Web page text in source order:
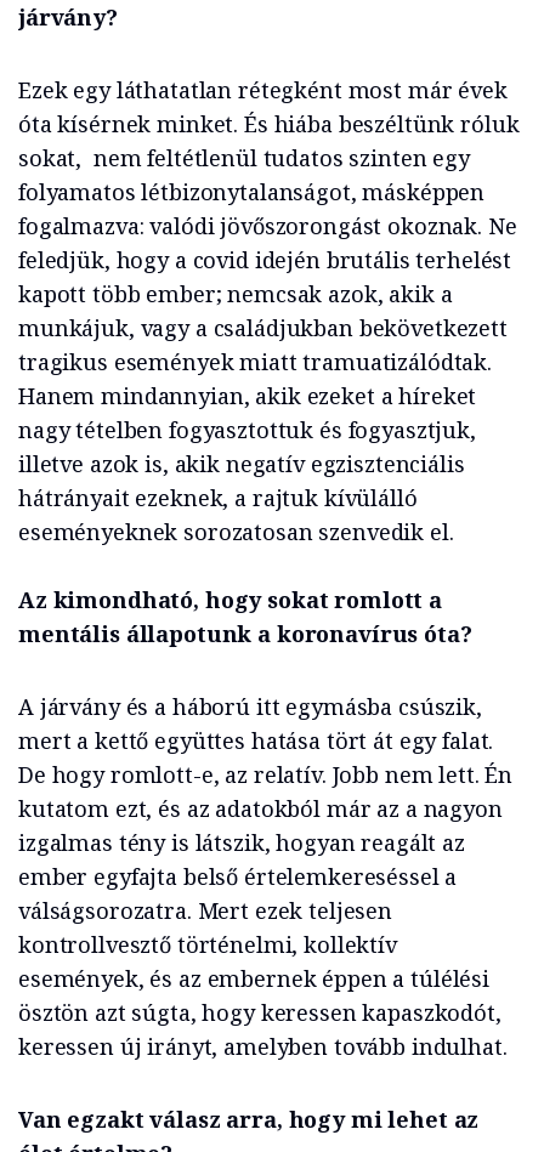
járvány?
Ezek egy láthatatlan rétegként most már évek
óta kísérnek minket. És hiába beszéltünk róluk
sokat, nem feltétlenül tudatos szinten egy
folyamatos létbizonytalanságot, másképpen
fogalmazva: valódi jövőszorongást okoznak. Ne
feledjük, hogy a covid idején brutális terhelést
kapott több ember; nemcsak azok, akik a
munkájuk, vagy a családjukban bekövetkezett
tragikus események miatt tramuatizálódtak.
Hanem mindannyian, akik ezeket a híreket
nagy tételben fogyasztottuk és fogyasztjuk,
illetve azok is, akik negatív egzisztenciális
hátrányait ezeknek, a rajtuk kívülálló
eseményeknek sorozatosan szenvedik el.
Az kimondható, hogy sokat romlott a
mentális állapotunk a koronavírus óta?
A járvány és a háború itt egymásba csúszik,
mert a kettő együttes hatása tört át egy falat.
De hogy romlott-e, az relatív. Jobb nem lett. Én
kutatom ezt, és az adatokból már az a nagyon
izgalmas tény is látszik, hogyan reagált az
ember egyfajta belső értelemkereséssel a
válságsorozatra. Mert ezek teljesen
kontrollvesztő történelmi, kollektív
események, és az embernek éppen a túlélési
ösztön azt súgta, hogy keressen kapaszkodót,
keressen új irányt, amelyben tovább indulhat.
Van egzakt válasz arra, hogy mi lehet az